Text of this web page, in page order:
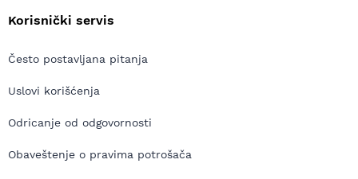
Korisnički servis
Često postavljana pitanja
Uslovi korišćenja
Odricanje od odgovornosti
Obaveštenje o pravima potrošača